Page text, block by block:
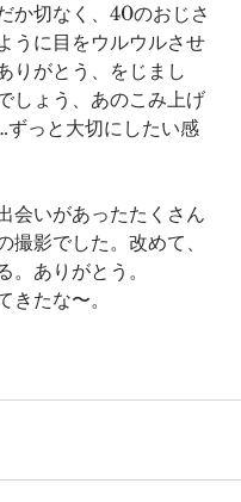
か切なく、40のおじさ
うに目をウルウルさせ
りがとう、をじまし
しょう、あのこみ上げ
ずっと大切にしたい感
会いがあったたくさん
撮影でした。改めて、
。ありがとう。
きたな〜。